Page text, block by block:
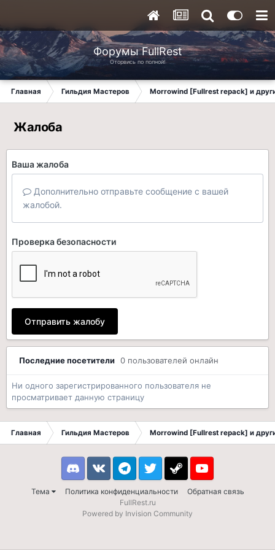
Форумы FullRest
Оторвись по полной!
Главная Гильдия Мастеров Morrowind [Fullrest repack] и
Жалоба
Ваша жалоба
Дополнительно отправьте сообщение с вашей
жалобой.
Проверка безопасности
Отправить жалобу
Последние посетители 0 пользователей онлайн
Ни одного зарегистрированного пользователя не
просматривает данную страницу
Главная Гильдия Мастеров Morrowind [Fullrest repack] и
Тема Политика конфиденциальности Обратная связь
DiscordVK TelegramTwitter Steam Youtube
FullRest.ru
Powered by Invision Community